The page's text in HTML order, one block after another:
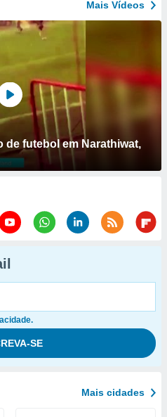
Mais Vídeos
de futebol em Narathiwat,
Mais cidades